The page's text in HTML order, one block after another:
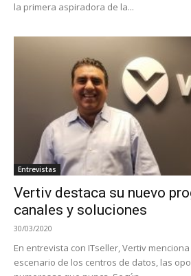
la primera aspiradora de la...
Entrevistas
Vertiv destaca su nuevo
canales y soluciones
30/03/2020
En entrevista con ITseller, Vertiv
escenario de los centros de datos, las